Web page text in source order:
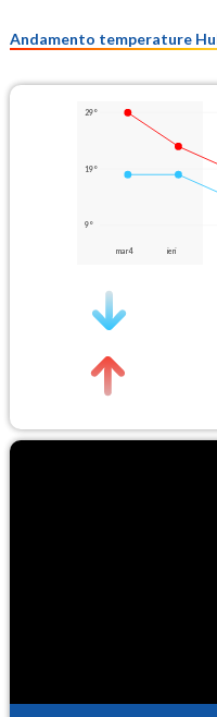
Andamento temperature
29°
19°
9°
mar 4 ieri